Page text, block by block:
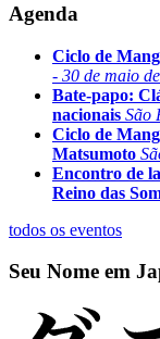
Agenda
Ciclo de
- 30 de maio
Bate-papo:
nacionais São
Ciclo de
Matsumoto
Encontro de
Reino das
todos os eventos
Seu Nome em